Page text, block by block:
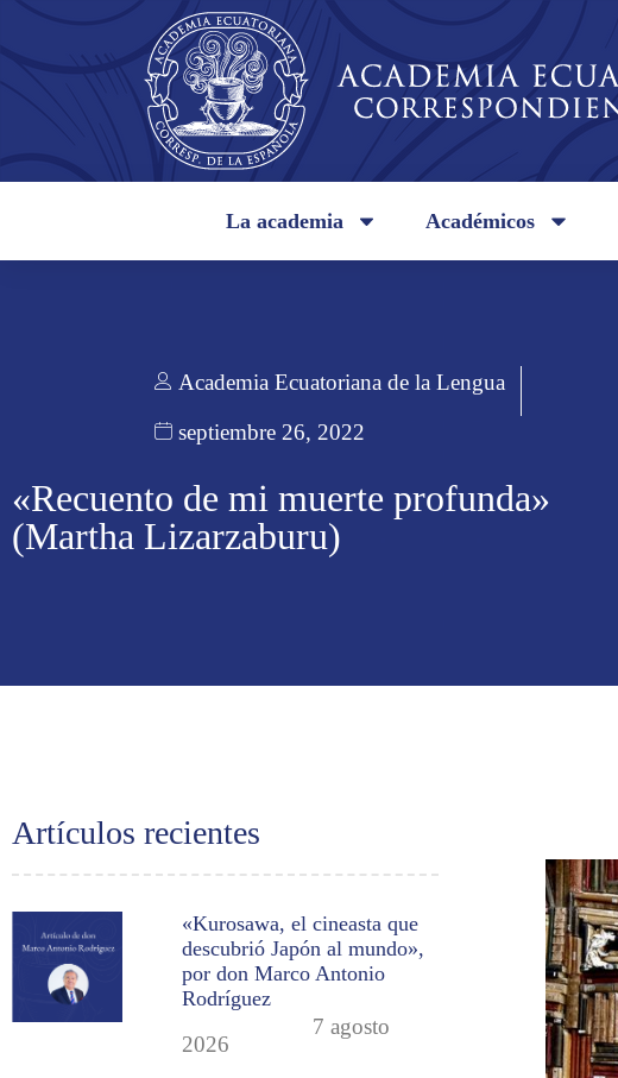
La academia Académicos
Academia Ecuatoriana de la Lengua
septiembre 26, 2022
«Recuento de mi muerte profunda»
(Martha Lizarzaburu)
Artículos recientes
«Kurosawa, el cineasta que
descubrió Japón al mundo»,
por don Marco Antonio
Rodríguez
7 agosto
2026